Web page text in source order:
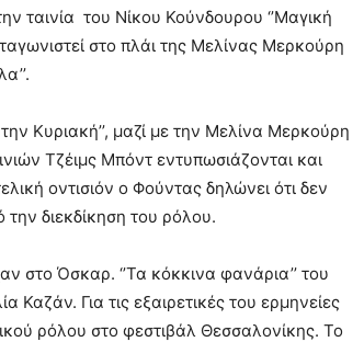
ταινία του Νίκου Κούνδουρου ‘’Μαγική
στο πλάι της Μελίνας Μερκούρη
Κυριακή’’, μαζί με την Μελίνα Μερκούρη
Τζέιμς Μπόντ εντυπωσιάζονται και
οντισιόν ο Φούντας δηλώνει ότι δεν
διεκδίκηση του ρόλου.
στο Όσκαρ. ‘’Τα κόκκινα φανάρια’’ του
Καζάν. Για τις εξαιρετικές του ερμηνείες
ρόλου στο φεστιβάλ Θεσσαλονίκης. Το